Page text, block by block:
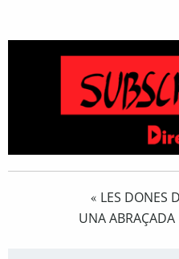
« LES DONES
UNA ABRAÇADA